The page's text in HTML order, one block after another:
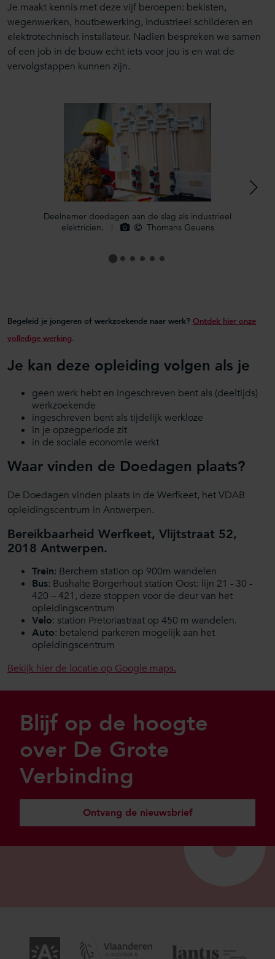
Je maakt kennis met deze vijf beroepen: bekisten,
wegenwerken, houtbewerking, industrieel schilderen en
elektrotechnisch installateur. Nadien bespreken we samen
of een job in de bouw echt iets voor jou is en wat de
vervolgstappen kunnen zijn.
Deelnemer doedagen aan de slag als industrieel
elektricien.
| Thomans Geuens
>
Begeleid je jongeren of werkzoekende naar werk? Ontdek hier onze
volledige werking.
Je kan deze opleiding volgen als je
geen werk hebt en ingeschreven bent als (deeltijds)
werkzoekende
ingeschreven bent als tijdelijk werkloze
in je opzegperiode zit
in de sociale economie werkt
Waar vinden de Doedagen plaats?
De Doedagen vinden plaats in de Werfkeet, het VDAB
opleidingscentrum in Antwerpen.
Bereikbaarheid Werfkeet, Vlijtstraat 52,
2018 Antwerpen.
Trein: Berchem station op 900m wandelen
Bus: Bushalte Borgerhout station Oost: lijn 21 - 30 -
420 – 421, deze stoppen voor de deur van het
opleidingscentrum
Velo: station Pretoriastraat op 450 m wandelen.
Auto: betalend parkeren mogelijk aan het
opleidingscentrum
Bekijk hier de locatie op Google maps.
Blijf op de hoogte
over De Grote
Verbinding
Ontvang de nieuwsbrief